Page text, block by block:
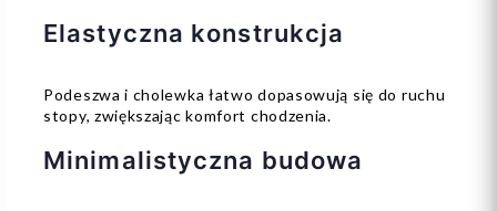
Elastyczna konstrukcja
Podeszwa i cholewka łatwo dopasowują się do ruchu
stopy, zwiększając komfort chodzenia.
Minimalistyczna budowa